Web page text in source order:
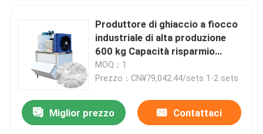
Produttore di ghiaccio a fiocco
industriale di alta produzione
600 kg Capacità risparmio
energetico basso rumore
MOQ：1
Prezzo：CN¥79,042.44/sets 1-2 sets
Miglior prezzo Contattaci